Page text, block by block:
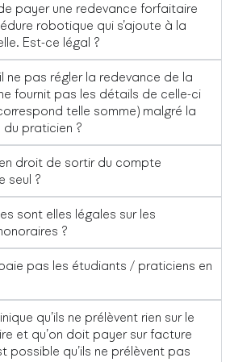
payer une redevance forfaitaire
robotique qui s’ajoute à la
Est-ce légal ?
ne pas régler la redevance de la
fournit pas les détails de celle-ci
telle somme) malgré la
praticien ?
droit de sortir du compte
seul ?
sont elles légales sur les
?
pas les étudiants / praticiens en
qu’ils ne prélèvent rien sur le
et qu’on doit payer sur facture
possible qu’ils ne prélèvent pas